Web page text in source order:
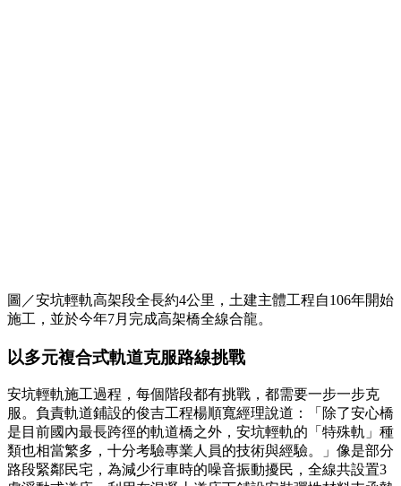
圖／安坑輕軌高架段全長約4公里，土建主體工程自106年開始
施工，並於今年7月完成高架橋全線合龍。
以多元複合式軌道克服路線挑戰
安坑輕軌施工過程，每個階段都有挑戰，都需要一步一步克
服。負責軌道鋪設的俊吉工程楊順寬經理說道：「除了安心橋
是目前國內最長跨徑的軌道橋之外，安坑輕軌的「特殊軌」種
類也相當繁多，十分考驗專業人員的技術與經驗。」像是部分
路段緊鄰民宅，為減少行車時的噪音振動擾民，全線共設置3